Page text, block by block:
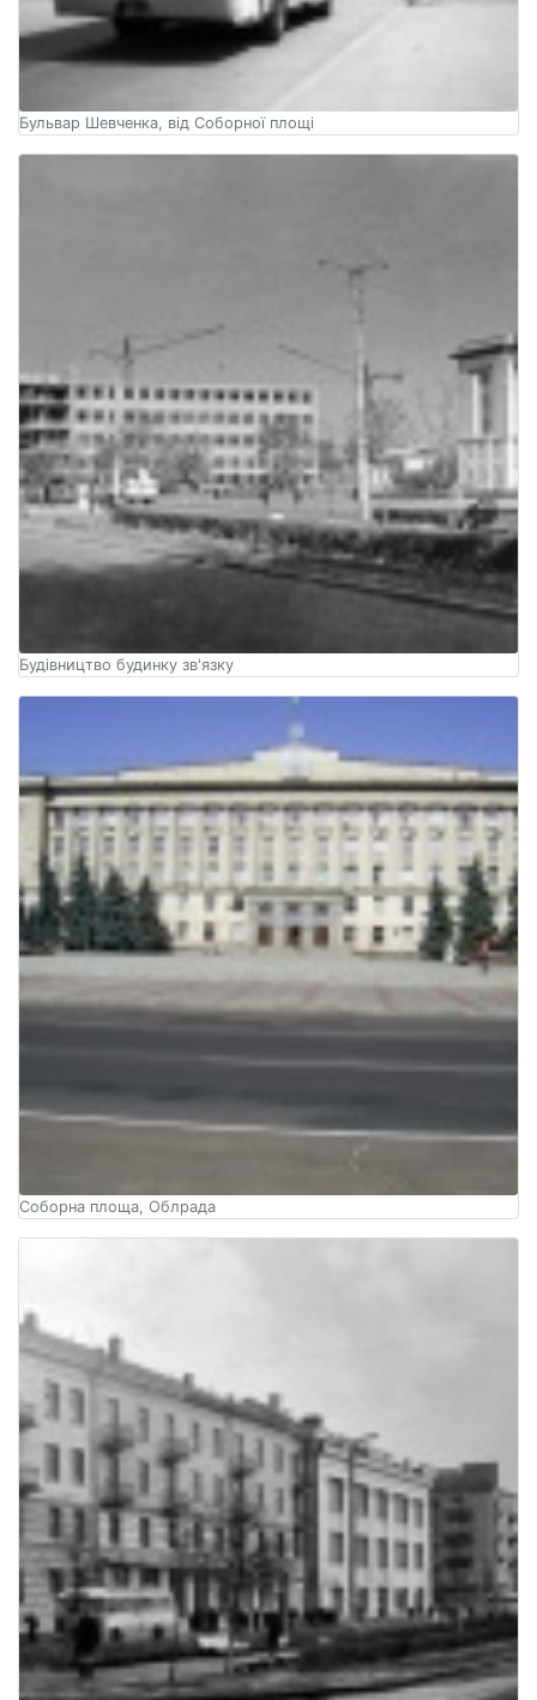
Бульвар Шевченка, від Соборної площі
Будівництво будинку зв'язку
Соборна площа, Облрада